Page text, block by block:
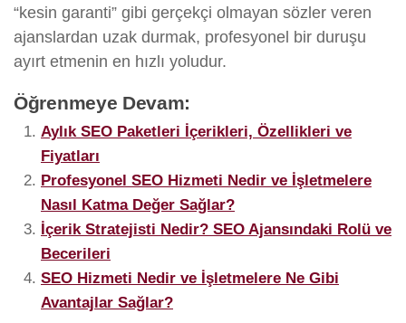
“kesin garanti” gibi gerçekçi olmayan sözler veren
ajanslardan uzak durmak, profesyonel bir duruşu
ayırt etmenin en hızlı yoludur.
Öğrenmeye Devam:
Aylık SEO Paketleri İçerikleri, Özellikleri ve
Fiyatları
Profesyonel SEO Hizmeti Nedir ve İşletmelere
Nasıl Katma Değer Sağlar?
İçerik Stratejisti Nedir? SEO Ajansındaki Rolü ve
Becerileri
SEO Hizmeti Nedir ve İşletmelere Ne Gibi
Avantajlar Sağlar?